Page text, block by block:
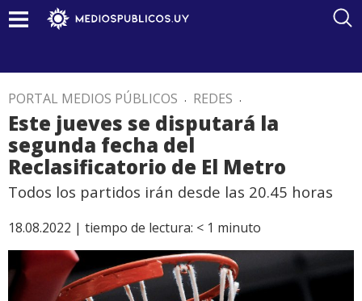
PORTAL MEDIOS PÚBLICOS . REDES .
Este jueves se disputará la
segunda fecha del
Reclasificatorio de El Metro
Todos los partidos irán desde las 20.45 horas
18.08.2022 | tiempo de lectura: < 1 minuto